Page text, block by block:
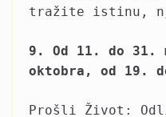
tražite istinu,
9. Od 11. do 31.
oktobra, od 19.
Prošli Život: